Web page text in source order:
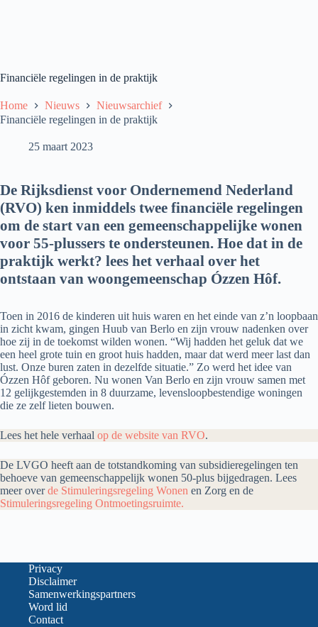
Financiële regelingen in de praktijk
Home Nieuws
Nieuwsarchief
Financiële regelingen in de praktijk
25 maart 2023
De Rijksdienst voor Ondernemend Nederland
(RVO) ken inmiddels twee financiële regelingen
om de start van een gemeenschappelijke wonen
voor 55-plussers te ondersteunen. Hoe dat in de
praktijk werkt? lees het verhaal over het
ontstaan van woongemeenschap Ózzen Hôf.
Toen in 2016 de kinderen uit huis waren en het einde van z’n loopbaan
in zicht kwam, gingen Huub van Berlo en zijn vrouw nadenken over
hoe zij in de toekomst wilden wonen. “Wij hadden het geluk dat we
een heel grote tuin en groot huis hadden, maar dat werd meer last dan
lust. Onze buren zaten in dezelfde situatie.” Zo werd het idee van
Ózzen Hôf geboren. Nu wonen Van Berlo en zijn vrouw samen met
12 gelijkgestemden in 8 duurzame, levensloopbestendige woningen
die ze zelf lieten bouwen.
Lees het hele verhaal op de website van RVO.
De LVGO heeft aan de totstandkoming van subsidieregelingen ten
behoeve van gemeenschappelijk wonen 50-plus bijgedragen. Lees
meer overde Stimuleringsregeling Wonen en Zorg en de
Stimuleringsregeling Ontmoetingsruimte.
Privacy
Disclaimer
Samenwerkingspartners
Word lid
Contact